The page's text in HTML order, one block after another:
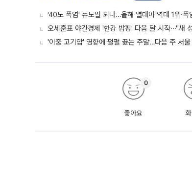
'40도 폭염' 뉴노멀 되나…올해 열대야 역대 1위·폭
오세훈표 야간경제 '한강 밤핑' 다음 달 시작⋯"새
'이중 고기압' 영향에 펄펄 끓는 주말…다음 주 서
좋아요
0